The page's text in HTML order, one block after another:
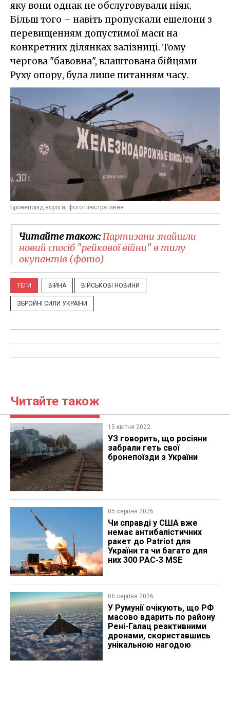
яку вони однак не обслуговували ніяк.
Більш того – навіть пропускали ешелони з
перевищенням допустимої маси на
конкретних ділянках залізниці. Тому
чергова "бавовна", влаштована бійцями
Руху опору, була лише питанням часу.
Бронепоїзд ворога, фото ілюстративне
Читайте також:Партизани знайшли
новий спосіб "рейкової війни" в тилу
окупантів (фото)
ТЕГИ ВІЙНА ВІЙСЬКОВІ НОВИНИ
ЗБРОЙНІ СИЛИ УКРАЇНИ
Читайте також
15 квітня 2022
УЗ говорить, що росіяни
забрали геть свої
бронепоїзди з України
05 серпня 2026
Чи справді у США вже
немає антибалістичних
ракет до Patriot для
України та чи багато для
них 300 PAC-3 MSE
06 серпня 2026
У Румунії очікують, що РФ
масово вдарить по району
Рені-Галац реактивними
дронами, скориставшись
унікальною нагодою